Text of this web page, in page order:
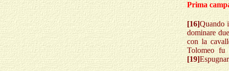
Prima
[16]Quando
dominare
con la
Tolomeo fu
[19]